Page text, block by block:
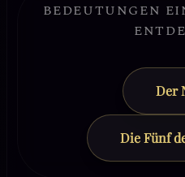
BEDEUTUNGEN
Der
Die Fünf